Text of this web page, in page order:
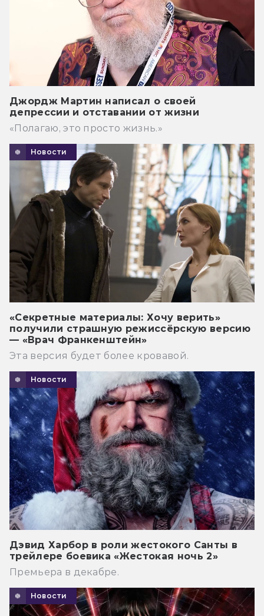
Джордж Мартин написал о своей
депрессии и отставании от жизни
«Полагаю, это просто жизнь.»
Новости
«Секретные материалы: Хочу верить»
получили страшную режиссёрскую версию
— «Врач Франкенштейн»
Эта версия будет более кровавой.
Новости
Дэвид Харбор в роли жестокого Санты в
трейлере боевика «Жестокая ночь 2»
Премьера в декабре.
Новости